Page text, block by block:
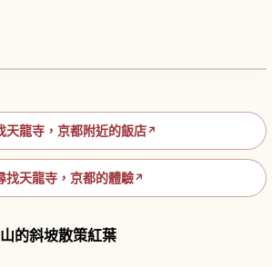
｜世界遺產禪寺與曹源池庭
天龍寺，京都附近的飯店↗
找天龍寺，京都的體驗↗
的斜坡散策紅葉